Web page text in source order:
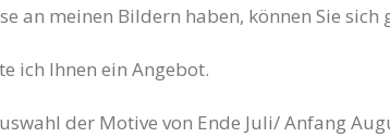
an meinen Bildern haben, können Sie sich
ich Ihnen ein Angebot.
der Motive von Ende Juli/ Anfang